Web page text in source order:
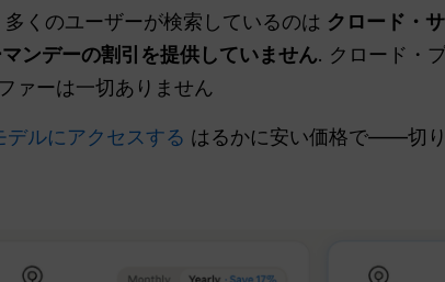
くのユーザーが検索しているのは クロード・
ンデーの割引を提供していません. クロード・
ァーは一切ありません
デルにアクセスする はるかに安い価格で——切